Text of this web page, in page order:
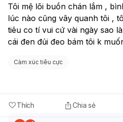
Tôi mệ lõi buồn chán lắm ,
lúc nào cũng vây quanh tôi ,
tiêu co tí vui cứ vài ngày sao
cái đen đủi đeo bám tôi k
Cảm xúc tiêu cực
Thích Chia sẻ